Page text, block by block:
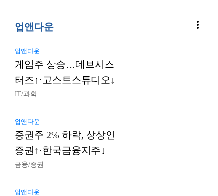
업앤다운 more_vert
업앤다운
게임주 상승…데브시스
터즈↑·고스트스튜디오↓
IT/과학
업앤다운
증권주 2% 하락, 상상인
증권↑·한국금융지주↓
금융/증권
업앤다운